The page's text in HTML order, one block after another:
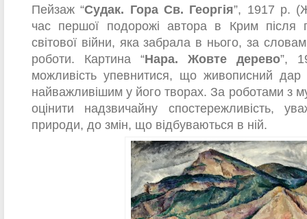
Пейзаж “Судак. Гора Св. Георгія”, 1917 р.
час першої подорожі автора в Крим після
світової війни, яка забрала в нього, за
роботи. Картина “Нара. Жовте дерево”,
можливість упевнитися, що живописний
найважливішим у його творах. За роботами з
оцінити надзвичайну спостережливість,
природи, до змін, що відбуваються в ній.